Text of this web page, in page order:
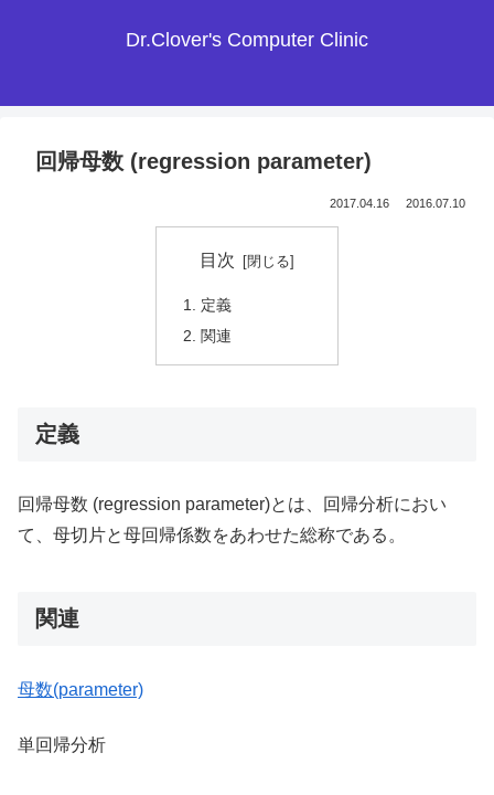
Dr.Clover's Computer Clinic
回帰母数 (regression parameter)
2017.04.16 2016.07.10
目次
定義
関連
定義
回帰母数 (regression parameter)とは、回帰分析におい
て、母切片と母回帰係数をあわせた総称である。
関連
母数(parameter)
単回帰分析